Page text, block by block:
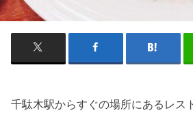
千駄木駅からすぐの場所にあるレス